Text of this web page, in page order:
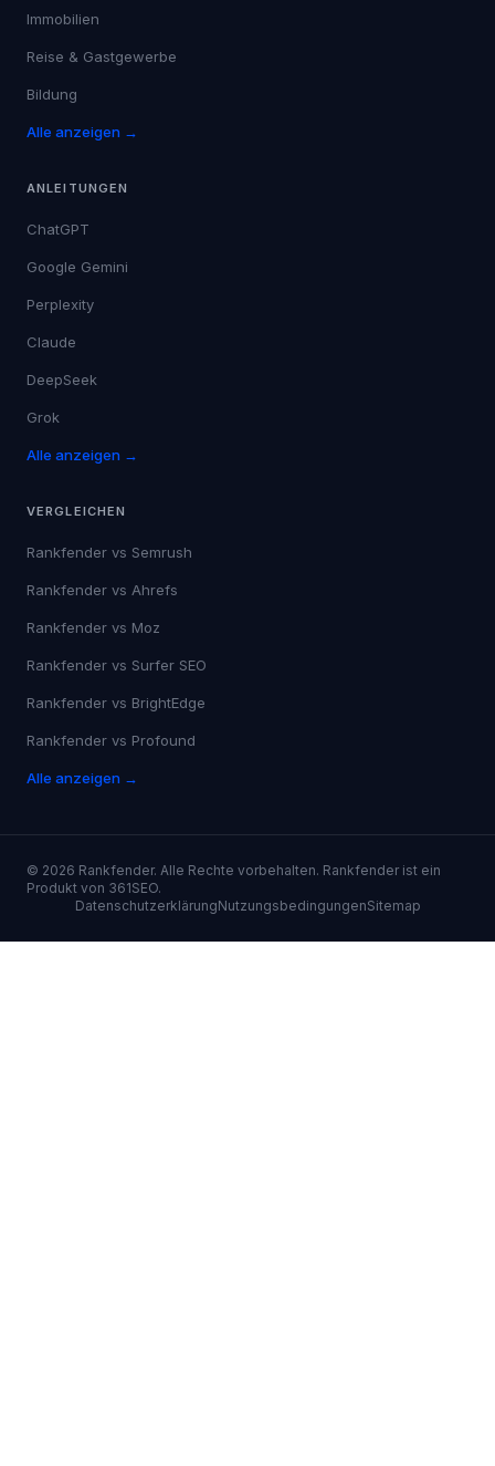
Immobilien
Reise & Gastgewerbe
Bildung
Alle anzeigen →
ANLEITUNGEN
ChatGPT
Google Gemini
Perplexity
Claude
DeepSeek
Grok
Alle anzeigen →
VERGLEICHEN
Rankfender vs Semrush
Rankfender vs Ahrefs
Rankfender vs Moz
Rankfender vs Surfer SEO
Rankfender vs BrightEdge
Rankfender vs Profound
Alle anzeigen →
© 2026 Rankfender. Alle Rechte vorbehalten. Rankfender ist ein
Produkt von 361SEO.
DatenschutzerklärungNutzungsbedingungenSitemap